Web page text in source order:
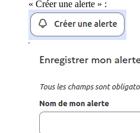
« Créer une alerte » :